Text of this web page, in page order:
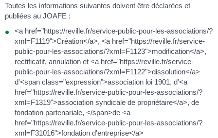
Toutes les informations suivantes doivent être déclarées et
publiées au JOAFE :
<a href="https://reville.fr/service-public-pour-les-associations/?
xml=F1119">Création</a>, <a href="https://reville.fr/service-
public-pour-les-associations/?xml=F1123">modification</a>,
rectificatif, annulation et <a href="https://reville.fr/service-
public-pour-les-associations/?xml=F1122">dissolution</a>
d'<span class="expression">association loi 1901, d'<a
href="https://reville.fr/service-public-pour-les-associations/?
xml=F1319">association syndicale de propriétaire</a>, de
fondation partenariale, </span>de <a
href="https://reville.fr/service-public-pour-les-associations/?
xml=F31016">fondation d'entreprise</a>